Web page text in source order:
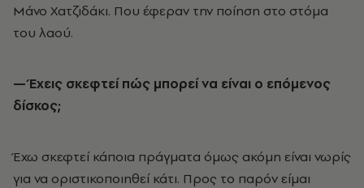
Μάνο Χατζιδάκι. Που έφεραν την ποίηση στο στόμα
του λαού.
— Έχεις σκεφτεί πώς μπορεί να είναι ο επόμενος
δίσκος;
Έχω σκεφτεί κάποια πράγματα όμως ακόμη είναι νωρίς
για να οριστικοποιηθεί κάτι. Προς το παρόν είμαι